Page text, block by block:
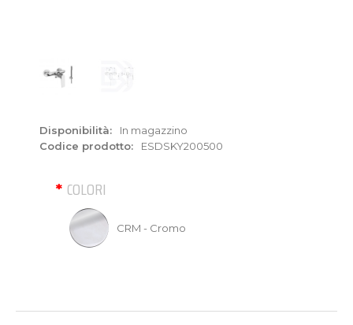
Disponibilità:
In magazzino
Codice prodotto:
ESDSKY200500
COLORI
CRM - Cromo